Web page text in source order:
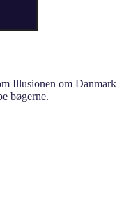
Illusionen om Danmark
bøgerne.